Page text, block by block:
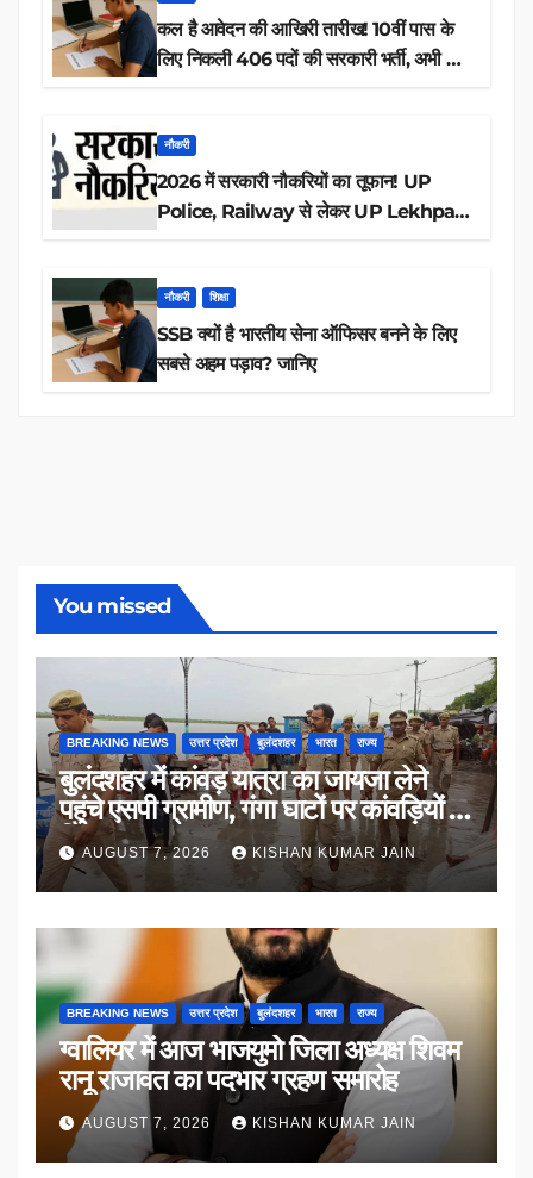
कल है आवेदन की आखिरी तारीख! 10वीं पास के
लिए निकली 406 पदों की सरकारी भर्ती, अभी करें
नौकरी
2026 में सरकारी नौकरियों का तूफान! UP
Police, Railway से लेकर UP Lekhpal
नौकरी शिक्षा
SSB क्यों है भारतीय सेना ऑफिसर बनने के लिए
सबसे अहम पड़ाव? जानिए
You missed
BREAKING NEWS उत्तर प्रदेश बुलंदशहर भारत राज्य
बुलंदशहर में कांवड़ यात्रा का जायजा लेने
पहुंचे एसपी ग्रामीण, गंगा घाटों पर कांवड़ियों से
किया संवाद
AUGUST 7, 2026 KISHAN KUMAR JAIN
BREAKING NEWS उत्तर प्रदेश बुलंदशहर भारत राज्य
ग्वालियर में आज भाजयुमो जिला अध्यक्ष शिवम
रानू राजावत का पदभार ग्रहण समारोह
AUGUST 7, 2026 KISHAN KUMAR JAIN